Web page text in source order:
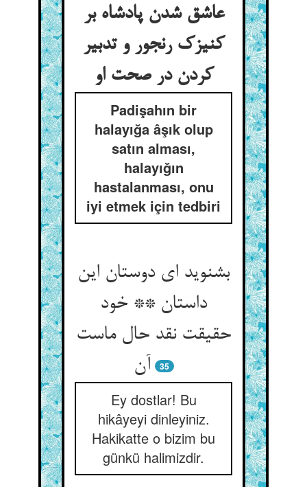
عاشق شدن پادشاه بر
کنیزک رنجور و تدبیر
کردن در صحت او
Padişahın bir
halayığa âşık olup
satın alması,
halayığın
hastalanması, onu
iyi etmek için tedbiri
بشنوید ای دوستان این
داستان ** خود
حقیقت نقد حال ماست
35
Ey dostlar! Bu
hikâyeyi dinleyiniz.
Hakikatte o bizim bu
günkü halimizdir.